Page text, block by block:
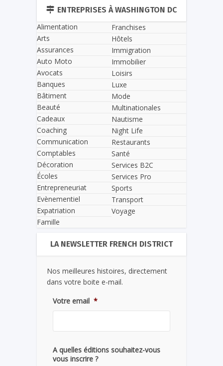
ENTREPRISES À WASHINGTON DC
Alimentation
Arts
Assurances
Auto Moto
Avocats
Banques
Bâtiment
Beauté
Cadeaux
Coaching
Communication
Comptables
Décoration
Écoles
Entrepreneuriat
Evènementiel
Expatriation
Famille
Franchises
Hôtels
Immigration
Immobilier
Loisirs
Luxe
Mode
Multinationales
Nautisme
Night Life
Restaurants
Santé
Services B2C
Services Pro
Sports
Transport
Voyage
LA NEWSLETTER FRENCH DISTRICT
Nos meilleures histoires, directement
dans votre boite e-mail.
Votre email *
A quelles éditions souhaitez-vous
vous inscrire ?